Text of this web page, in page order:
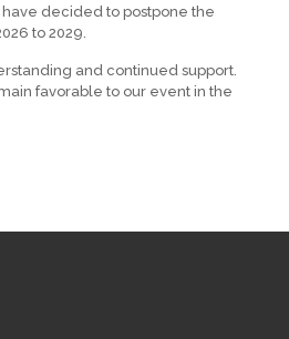
decided to postpone the
to 2029.
and continued support.
favorable to our event in the